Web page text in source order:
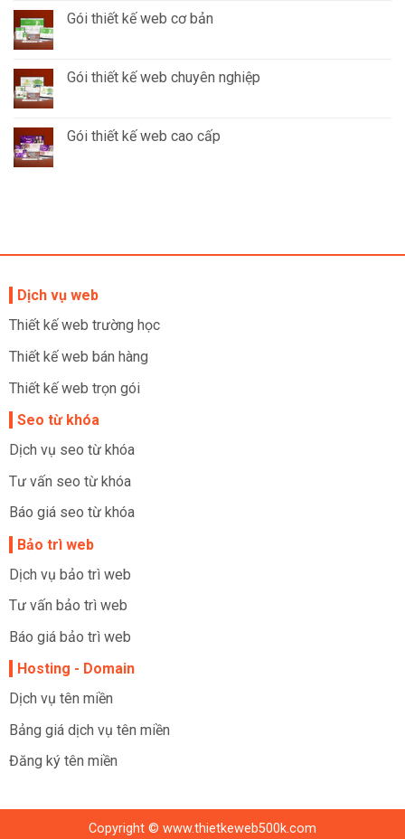
Gói thiết kế web cơ bản
Gói thiết kế web chuyên nghiệp
Gói thiết kế web cao cấp
Dịch vụ web
Thiết kế web trường học
Thiết kế web bán hàng
Thiết kế web trọn gói
Seo từ khóa
Dịch vụ seo từ khóa
Tư vấn seo từ khóa
Báo giá seo từ khóa
Bảo trì web
Dịch vụ bảo trì web
Tư vấn bảo trì web
Báo giá bảo trì web
Hosting - Domain
Dịch vụ tên miền
Bảng giá dịch vụ tên miền
Đăng ký tên miền
Copyright © www.thietkeweb500k.com